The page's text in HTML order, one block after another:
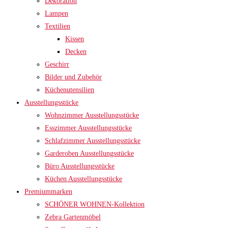
Lampen
Textilien
Kissen
Decken
Geschirr
Bilder und Zubehör
Küchenutensilien
Ausstellungsstücke
Wohnzimmer Ausstellungsstücke
Esszimmer Ausstellungsstücke
Schlafzimmer Ausstellungsstücke
Garderoben Ausstellungsstücke
Büro Ausstellungsstücke
Küchen Ausstellungsstücke
Premiummarken
SCHÖNER WOHNEN-Kollektion
Zebra Gartenmöbel